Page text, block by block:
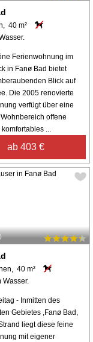
40 m²
Ferienwohnung im
in Fanø Bad bietet
Blick auf
Die 2005 renovierte
verfügt über eine
offene
...
ab 403 €
40 m²
Wasser.
- Inmitten des
Gebietes ,Fanø Bad,
liegt diese feine
mit eigener